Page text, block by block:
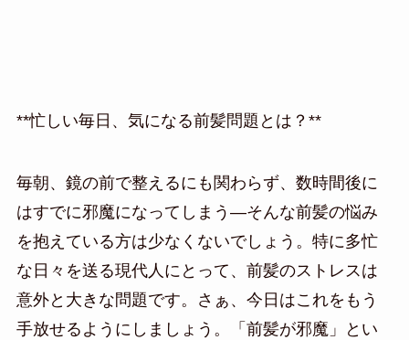
**忙しい毎日、気になる前髪問題とは？**
毎朝、鏡の前で整えるにも関わらず、数時間後に
はすでに邪魔になってしまう―そんな前髪の悩み
を抱えている方は少なくないでしょう。特に多忙
な日々を送る現代人にとって、前髪のストレスは
意外と大きな問題です。さぁ、今日はこれをもう
手放せるようにしましょう。「前髪が邪魔」とい